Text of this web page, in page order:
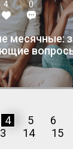
4 0
месячные:
4 5 6
14 15